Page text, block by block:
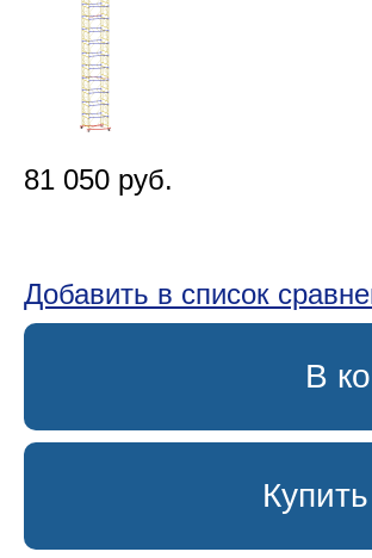
81 050 руб.
Добавить в список
В